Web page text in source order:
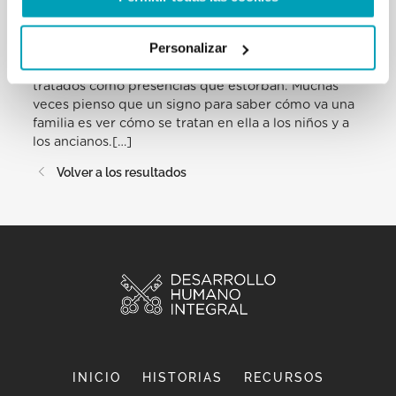
Personalizar
llamaría «exiliados ocultos», esos exiliados que
pueden encontrarse en el seno de las familias
mismas: los ancianos, por ejemplo, que a veces son
tratados como presencias que estorban. Muchas
veces pienso que un signo para saber cómo va una
familia es ver cómo se tratan en ella a los niños y a
los ancianos.[…]
Volver a los resultados
INICIO HISTORIAS RECURSOS